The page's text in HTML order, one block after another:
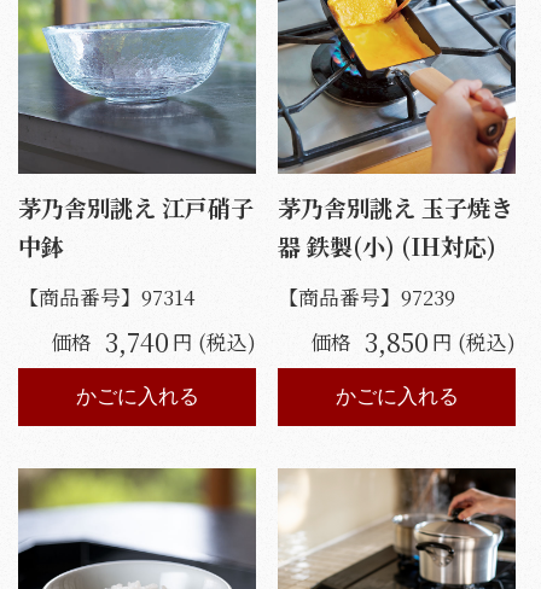
茅乃舎別誂え 江戸硝子
中鉢
【商品番号】 97314
価格 3,740 円 (税込)
かごに入れる
茅乃舎別誂え 玉子焼き
器 鉄製(小) (IH対応)
【商品番号】97239
価格 3,850 円 (税込)
かごに入れる